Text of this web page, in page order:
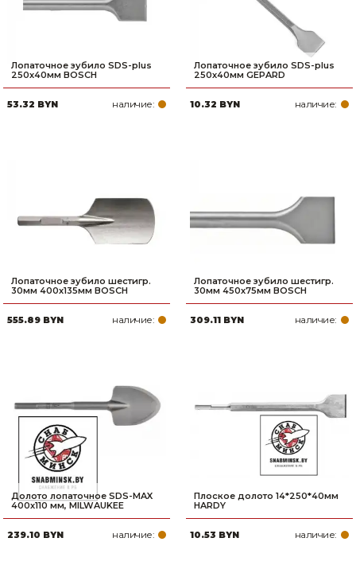
Лопаточное зубило SDS-plus
250х40мм BOSCH
53.32 BYN наличие:
Лопаточное зубило SDS-plus
250х40мм GEPARD
10.32 BYN наличие:
Лопаточное зубило шестигр.
30мм 400х135мм BOSCH
555.89 BYN наличие:
Лопаточное зубило шестигр.
30мм 450х75мм BOSCH
309.11 BYN наличие:
Долото лопаточное SDS-MAX
400х110 мм, MILWAUKEE
239.10 BYN наличие:
Плоское долото 14*250*40мм
HARDY
10.53 BYN наличие: